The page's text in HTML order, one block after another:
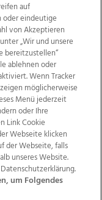
Jobs
Anzeigekunden
Werbung
auf
oder eindeutige
von Akzeptieren
„Wir und unsere
bereitzustellen“
ablehnen oder
Wenn Tracker
möglicherweise
Menü jederzeit
oder Ihre
Link Cookie
Webseite klicken
der Webseite, falls
unseres Website.
um Folgendes